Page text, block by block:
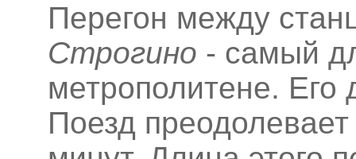
Перегон между
Строгино - самый
метрополитене. Его
Поезд